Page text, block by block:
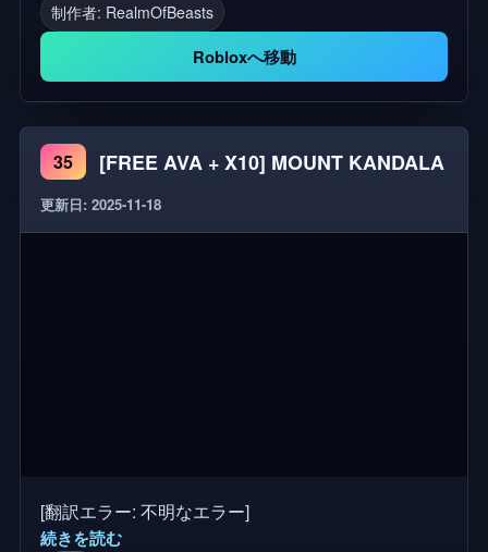
私たちは引き続き改善に取り組んでいます。 👾バグ
を報告し、最新の情報/アップデートを最新の状態に
保つために、コミュニティに参加してください! 💗
この経験を楽しんだ場合は、ゲームに「お気に入
り」と「フォロー」と「いいね」を入れてくださ
い。 PCコントロール: V - ドラゴンを呼ぶ C - 走る E
- マウントドラゴン X - 離陸/着陸 F - 火 タグ: ドラゴ
制作者: RealmOfBeasts
Robloxへ移動
35 [FREE AVA + X10] MOUNT KANDALA
更新日: 2025-11-18
[翻訳エラー: 不明なエラー]
続きを読む